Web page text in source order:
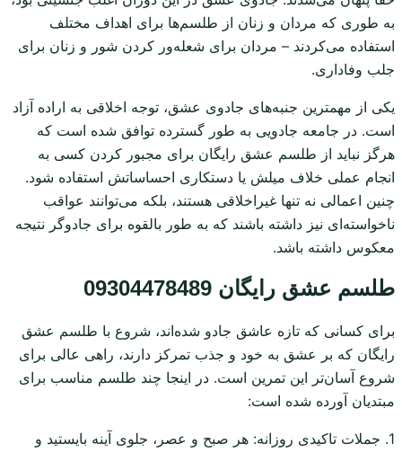
به طوری که مردان و زنان از طلسم‌ها برای اهداف مختلف
استفاده می‌کردند – مردان برای شعله‌ور کردن شور و زنان برای
جلب وفاداری.
یکی از مهمترین جنبه‌های جادوی عشق، توجه اخلاقی به اراده آزاد
است. در جامعه جادویی به طور گسترده توافق شده است که
هرگز نباید از طلسم عشق رایگان برای مجبور کردن کسی به
انجام عملی خلاف میلش یا دستکاری احساساتش استفاده شود.
چنین اعمالی نه تنها غیراخلاقی هستند، بلکه می‌توانند عواقب
ناخواسته‌ای نیز داشته باشند که به طور بالقوه برای جادوگر نتیجه
معکوس داشته باشد.
طلسم عشق رایگان 09304478489
برای کسانی که تازه عاشق جادو شده‌اند، شروع با طلسم عشق
رایگان که بر عشق به خود و جذب تمرکز دارند، راهی عالی برای
شروع آسان‌تر این تمرین است. در اینجا چند طلسم مناسب برای
مبتدیان آورده شده است:
1. جملات تاکیدی روزانه: هر صبح و عصر، جلوی آینه بایستید و